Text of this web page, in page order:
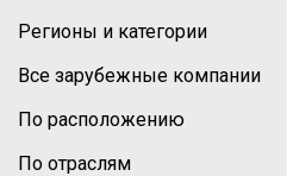
Регионы и категории
Все зарубежные компании
По расположению
По отраслям